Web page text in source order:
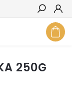
Hľadať
250G